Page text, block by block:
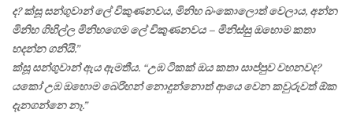
ද? ක්සූ සන්ගුවාන් ලේ විකුණනවය, මිනිහ බංකොලොත් වෙලාය, අන්න
මිනිහ ගිහිල්ල මිනිහගෙම ලේ විකුණනවය – මිනිස්සු ඔහොම කතා
හදන්න ගනියි.”
ක්සූ සන්ගුවාන් ඇය ඇමතීය. “උඹ ටිකක් ඔය කතා සාප්පුව වහනවද?
යකෝ උඹ ඔහොම බෙරිහන් නොදුන්නොත් ආයෙ වෙන කවුරුවත් ඕක
දැනගන්නෙ නෑ.”